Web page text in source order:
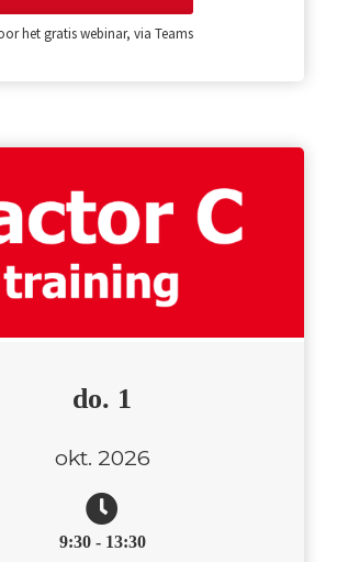
het gratis webinar, via Teams
do. 1
okt. 2026
9:30 - 13:30